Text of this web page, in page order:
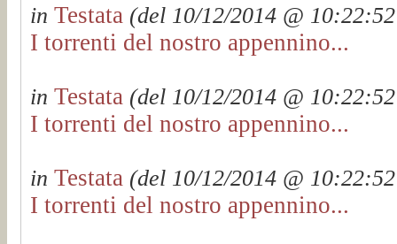
in Testata (del 10/12/2014 @
I torrenti del nostro appennino...
in Testata (del 10/12/2014 @
I torrenti del nostro appennino...
in Testata (del 10/12/2014 @
I torrenti del nostro appennino...